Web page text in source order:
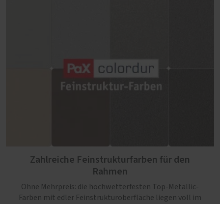
Zahlreiche Feinstrukturfarben für den
Rahmen
Ohne Mehrpreis: die hochwetterfesten Top-Metallic-
Farben mit edler Feinstrukturoberfläche liegen voll im